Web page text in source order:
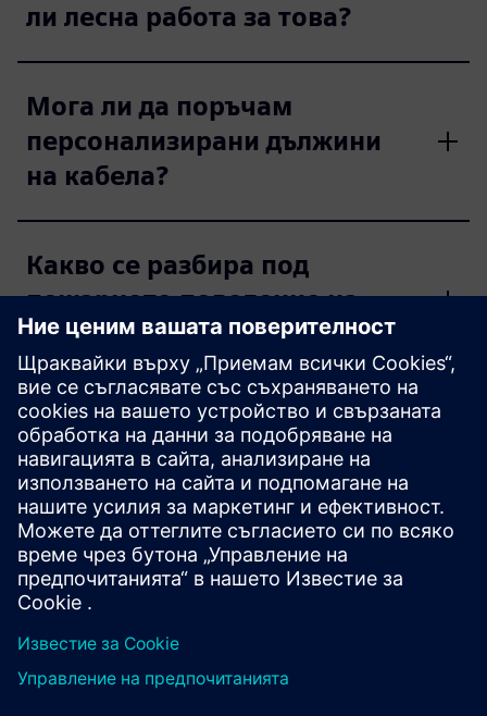
ли лесна работа за това?
Мога ли да поръчам
персонализирани дължини
на кабела?
Какво се разбира под
пожарното поведение на
кабелите?
Как да получа
информацията за продукта,
ако към продукта
FastConnect не е включена
документация?